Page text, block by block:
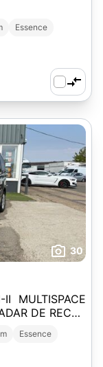
Essence
30
II MULTISPACE
DE RECUL
Essence